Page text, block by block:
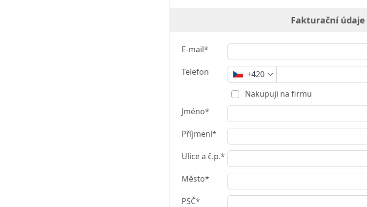
Fakturační údaje
E-mail*
Telefon
+420
Nakupuji na firmu
Jméno*
Příjmení*
Ulice a č.p.*
Město*
PSČ*